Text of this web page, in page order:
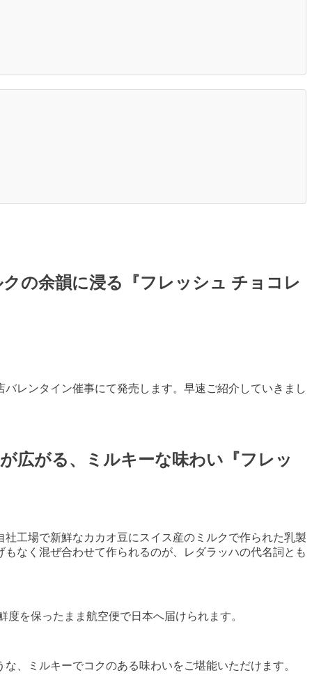
の余韻に浸る『フレッシュ チョコレ
レンタイン催事にて発売します。早速ご紹介していきまし
広がる、ミルキーな味わい『フレッ
工場で新鮮なカカオ豆にスイス産のミルクで作られた乳製
なく混ぜ合わせて作られるのが、レダラッハの代名詞とも
を保ったまま航空便で日本へ届けられます。
、ミルキーでコクのある味わいをご堪能いただけます。